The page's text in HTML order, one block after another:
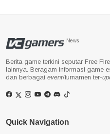
News
Berita game terkini seputar Free
lainnya. Beragam informasi game
dan berbagai event/turnamen ter-
Quick Navigation